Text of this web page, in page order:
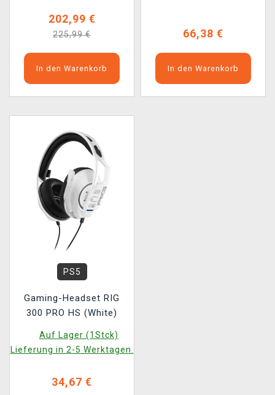
202,99 €
225,99 €
In den Warenkorb
66,38 €
In den Warenkorb
PS5
Gaming-Headset RIG
300 PRO HS (White)
Auf Lager (1Stck)
Lieferung in 2-5 Werktagen.
34,67 €